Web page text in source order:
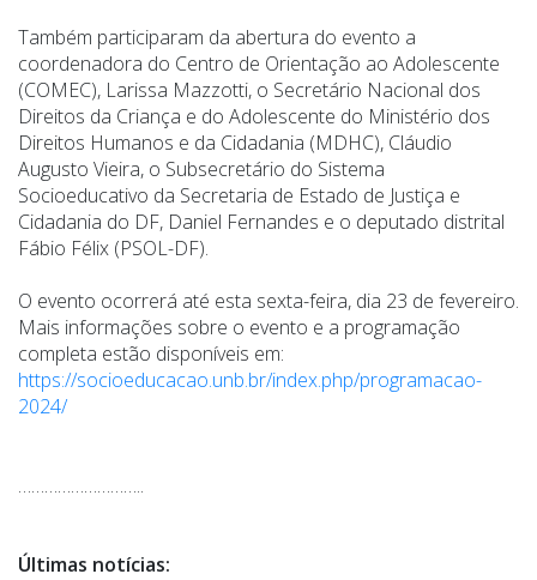
Também participaram da abertura do evento a
coordenadora do Centro de Orientação ao Adolescente
(COMEC), Larissa Mazzotti, o Secretário Nacional dos
Direitos da Criança e do Adolescente do Ministério dos
Direitos Humanos e da Cidadania (MDHC), Cláudio
Augusto Vieira, o Subsecretário do Sistema
Socioeducativo da Secretaria de Estado de Justiça e
Cidadania do DF, Daniel Fernandes e o deputado distrital
Fábio Félix (PSOL-DF).
O evento ocorrerá até esta sexta-feira, dia 23 de fevereiro.
Mais informações sobre o evento e a programação
completa estão disponíveis em:
https://socioeducacao.unb.br/index.php/programacao-
2024/
………………………..
Últimas notícias: